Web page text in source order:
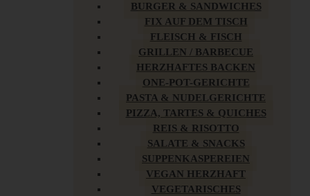
BURGER & SANDWICHES
FIX AUF DEM TISCH
FLEISCH & FISCH
GRILLEN / BARBECUE
HERZHAFTES BACKEN
ONE-POT-GERICHTE
PASTA & NUDELGERICHTE
PIZZA, TARTES & QUICHES
REIS & RISOTTO
SALATE & SNACKS
SUPPENKASPEREIEN
VEGAN HERZHAFT
VEGETARISCHES